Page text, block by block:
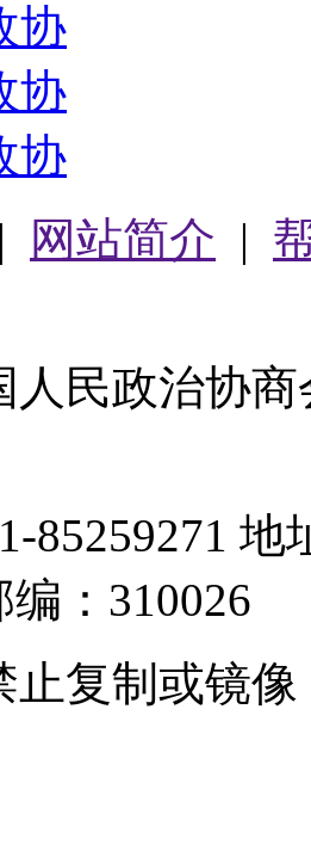
协
协
协
网站简介 |
人民政治协
85259271
：310026
止复制或镜